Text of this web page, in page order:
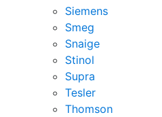
Siemens
Smeg
Snaige
Stinol
Supra
Tesler
Thomson